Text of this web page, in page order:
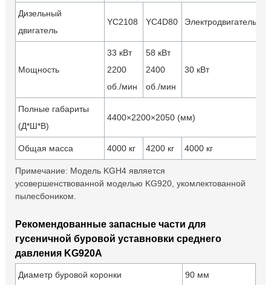
Дизельный
двигатель
YC2108 YC4D80 Электродвигатель
Мощность
33 кВт
2200
об./мин
58 кВт
2400
об./мин
30 кВт
Полные габариты
(Д*Ш*В)
4400×2200×2050 (мм)
Общая масса 4000 кг 4200 кг 4000 кг
Примечание: Модель KGH4 является
усовершенствованной моделью KG920, укомлектованной
пылесбоником.
Рекомендованные запасные части для
гусеничной буровой уставновки среднего
давления KG920A
Диаметр буровой коронки 90 мм